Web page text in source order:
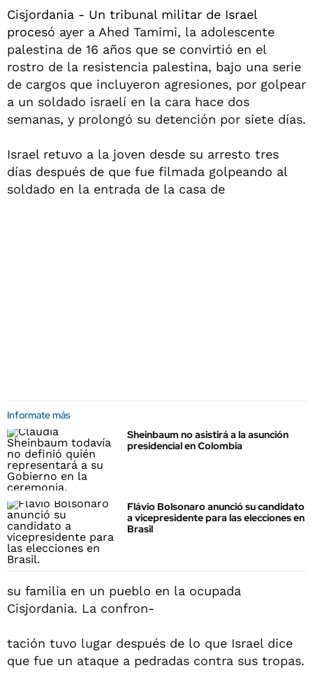
Cisjordania - Un tribunal militar de Israel
procesó ayer a Ahed Tamimi, la adolescente
palestina de 16 años que se convirtió en el
rostro de la resistencia palestina, bajo una serie
de cargos que incluyeron agresiones, por golpear
a un soldado israelí en la cara hace dos
semanas, y prolongó su detención por siete días.
Israel retuvo a la joven desde su arresto tres
días después de que fue filmada golpeando al
soldado en la entrada de la casa de
Informate más
Sheinbaum no asistirá a la asunción
presidencial en Colombia
Flávio Bolsonaro anunció su candidato
a vicepresidente para las elecciones en
Brasil
su familia en un pueblo en la ocupada
Cisjordania. La confron-
tación tuvo lugar después de lo que Israel dice
que fue un ataque a pedradas contra sus tropas.